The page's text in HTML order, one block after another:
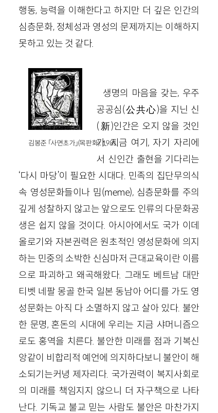
행동, 능력을 이해한다고 하지만 더 깊은 인간의
심층문화, 정체성과 영성의 문제까지는 이해하지
못하고 있는 것 같다.
김봉준 「사면초가」(목판화), 1981.
생명의 마음을 갖는, 우주
공공심(公共心)을 지닌 신
(新)인간은 오지 않을 것인
가. 지금 여기, 자기 자리에
서 신인간 출현을 기다리는
‘다시 마당’이 필요한 시대다. 민족의 집단무의식
속 영성문화들이나 밈(meme), 심층문화를 주의
깊게 성찰하지 않고는 앞으로도 인류의 다문화공
생은 쉽지 않을 것이다. 아시아에서도 국가 이데
올로기와 자본권력은 원초적인 영성문화에 의지
하는 민중의 소박한 신심마저 근대교육이란 이름
으로 파괴하고 왜곡해왔다. 그래도 베트남 대만
티벳 네팔 몽골 한국 일본 동남아 어디를 가도 영
성문화는 아직 다 소멸하지 않고 살아 있다. 불안
한 문명, 혼돈의 시대에 우리는 지금 샤머니즘으
로도 홍역을 치른다. 불안한 미래를 점과 기복신
앙같이 비합리적 예언에 의지하다보니 불안이 해
소되기는커녕 제자리다. 국가권력이 복지사회로
의 미래를 책임지지 않으니 더 자구책으로 나타
난다. 기독교 불교 믿는 사람도 불안은 마찬가지